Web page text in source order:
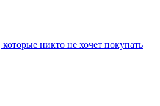
никто не хочет покупать